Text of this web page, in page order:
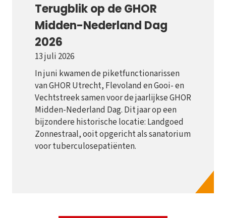
Terugblik op de GHOR
Midden-Nederland Dag
2026
13 juli 2026
In juni kwamen de piketfunctionarissen
van GHOR Utrecht, Flevoland en Gooi- en
Vechtstreek samen voor de jaarlijkse GHOR
Midden-Nederland Dag. Dit jaar op een
bijzondere historische locatie: Landgoed
Zonnestraal, ooit opgericht als sanatorium
voor tuberculosepatiënten.